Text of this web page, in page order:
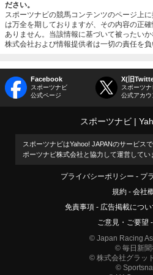
ださい。
スポーツナビの競馬コンテンツのページ上
は万全を期しておりますが、その内容の正
ありません。当該情報に基づいて被ったい
株式会社および情報提供者は一切の責任を負
Facebook
スポーツナビ
公式ページ
X(旧
スポーツナ
公式アカウ
スポーツナビ
スポーツナビはYahoo! JAPANのサービス
ポーツナビ株式会社と協力して運営してい
プライバシーポリシー
プ
規約
会社
免責事項
広告掲載につい
ご意見・ご要望
© Japan Racing
© 毎日新聞
© 株式会社グラッ
©